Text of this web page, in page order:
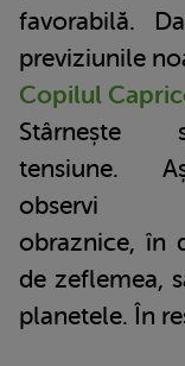
favorabilă.
previziunile
Copilul
Stârnește
tensiune.
observi
obraznice, în
de zeflemea,
planetele. În